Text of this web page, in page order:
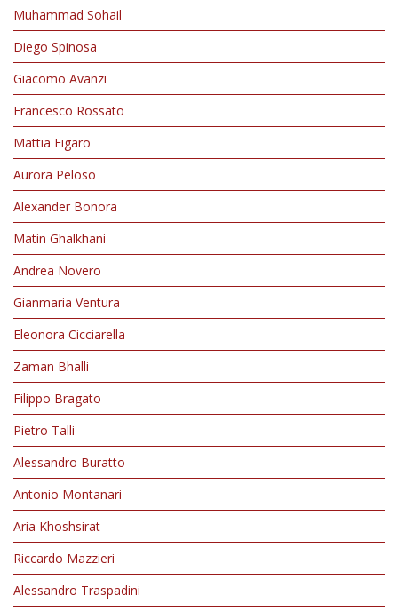
Muhammad Sohail
Diego Spinosa
Giacomo Avanzi
Francesco Rossato
Mattia Figaro
Aurora Peloso
Alexander Bonora
Matin Ghalkhani
Andrea Novero
Gianmaria Ventura
Eleonora Cicciarella
Zaman Bhalli
Filippo Bragato
Pietro Talli
Alessandro Buratto
Antonio Montanari
Aria Khoshsirat
Riccardo Mazzieri
Alessandro Traspadini